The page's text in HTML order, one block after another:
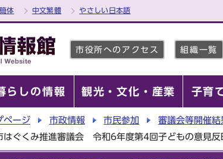
体 中文繁體 やさしい日本語
市役所へのアクセス 組織一覧
らしの情報 観光・文化・産業 子育
ページ 市政情報 市民参加
審議会等開催結
はぐくみ推進審議会 令和6年度第4回子どもの意見反